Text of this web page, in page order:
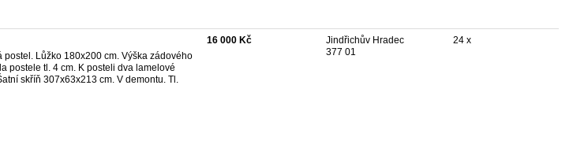
postel. Lůžko 180x200 cm. Výška zádového
postele tl. 4 cm. K posteli dva lamelové
skříň 307x63x213 cm. V demontu. Tl.
16 000 Kč
Jindřichův Hradec
377 01
24 x